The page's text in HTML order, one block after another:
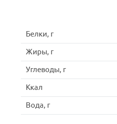
Белки, г
Жиры, г
Углеводы, г
Ккал
Вода, г